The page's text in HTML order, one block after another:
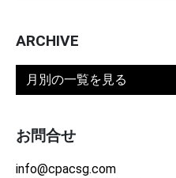
ARCHIVE
月別の一覧を見る
お問合せ
info@cpacsg.com